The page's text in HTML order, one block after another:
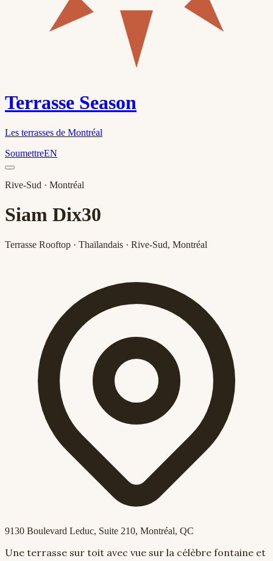
Terrasse Season
Les terrasses de Montréal
SoumettreEN
Rive-Sud · Montréal
Siam Dix30
Terrasse Rooftop · Thaïlandais · Rive-Sud, Montréal
9130 Boulevard Leduc, Suite 210, Montréal, QC
Une terrasse sur toit avec vue sur la célèbre fontaine et